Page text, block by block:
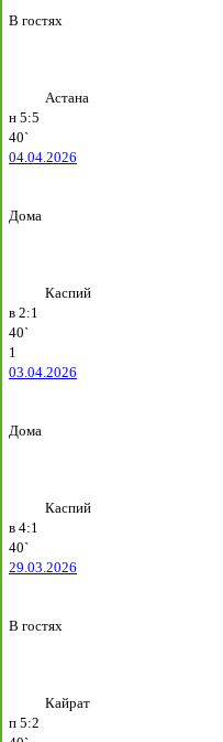
В гостях
Астана
н 5:5
40`
04.04.2026
Дома
Каспий
в 2:1
40`
1
03.04.2026
Дома
Каспий
в 4:1
40`
29.03.2026
В гостях
Кайрат
п 5:2